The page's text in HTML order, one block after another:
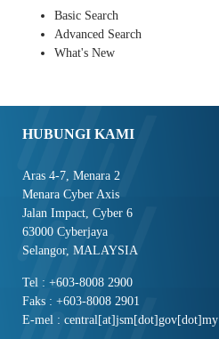
Basic Search
Advanced Search
What's New
HUBUNGI KAMI
Aras 4-7, Menara 2
Menara Cyber Axis
Jalan Impact, Cyber 6
63000 Cyberjaya
Selangor, MALAYSIA
Tel : +603-8008 2900
Faks : +603-8008 2901
E-mel : central[at]jsm[dot]gov[dot]my